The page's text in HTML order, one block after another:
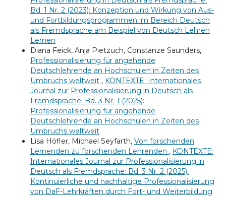
Bd. 1 Nr. 2 (2023): Konzeption und Wirkung von Aus-
und Fortbildungsprogrammen im Bereich Deutsch
als Fremdsprache am Beispiel von Deutsch Lehren
Lernen
Diana Feick, Anja Pietzuch, Constanze Saunders,
Professionalisierung für angehende
Deutschlehrende an Hochschulen in Zeiten des
Umbruchs weltweit , KONTEXTE: Internationales
Journal zur Professionalisierung in Deutsch als
Fremdsprache: Bd. 3 Nr. 1 (2025):
Professionalisierung für angehende
Deutschlehrende an Hochschulen in Zeiten des
Umbruchs weltweit
Lisa Höfler, Michael Seyfarth, Von forschenden
Lernenden zu forschenden Lehrenden , KONTEXTE:
Internationales Journal zur Professionalisierung in
Deutsch als Fremdsprache: Bd. 3 Nr. 2 (2025):
Kontinuierliche und nachhaltige Professionalisierung
von DaF-Lehrkräften durch Fort- und Weiterbildung